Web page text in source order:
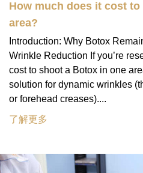
How much does it cost
area?
Introduction: Why Botox
Wrinkle Reduction If you’re
cost to shoot a Botox in one
solution for dynamic wrinkles
or forehead creases)....
了解更多